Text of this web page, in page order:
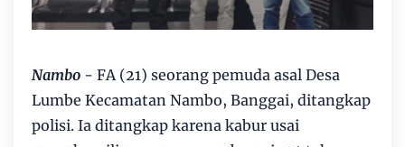
Nambo - FA (21) seorang pemuda asal Desa
Lumbe Kecamatan Nambo, Banggai, ditangkap
polisi. Ia ditangkap karena kabur usai